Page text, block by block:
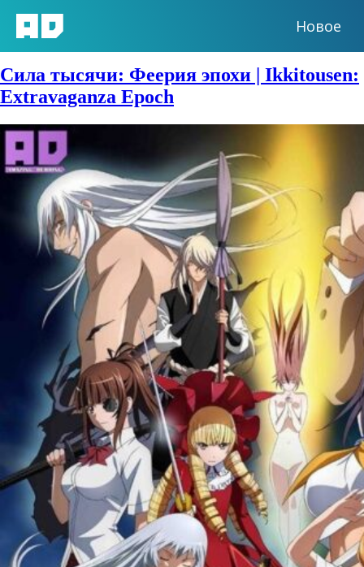
Новое
Сезон:
Сила тысячи: Феерия эпохи | Ikkitousen:
Extravaganza Epoch